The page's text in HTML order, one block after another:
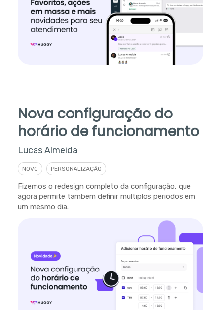
Nova configuração do
horário de funcionamento
Lucas Almeida
NOVO PERSONALIZAÇÃO
Fizemos o redesign completo da configuração, que
agora permite também definir múltiplos períodos em
um mesmo dia.